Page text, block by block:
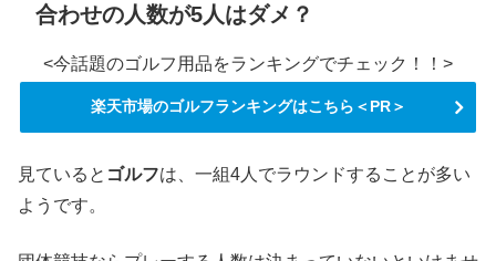
合わせの人数が5人はダメ？
<今話題のゴルフ用品をランキングでチェック！！>
楽天市場のゴルフランキングはこちら＜PR＞
見ていると ゴルフは、一組4人でラウンドすることが多い
ようです。